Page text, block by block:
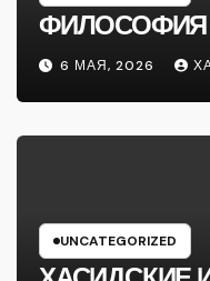
ФИЛОСОФИЯ
6 МАЯ, 2026
UNCATEGORIZED